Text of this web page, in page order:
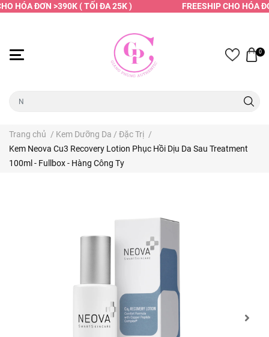
HÓA ĐƠN >390K ( TỐI ĐA 25K ) FREESHIP CHO HÓA
0
Trang chủ / Kem Dưỡng Da / Đặc Trị /
Kem Neova Cu3 Recovery Lotion Phục Hồi Dịu Da Sau Treatment
100ml - Fullbox - Hàng Công Ty